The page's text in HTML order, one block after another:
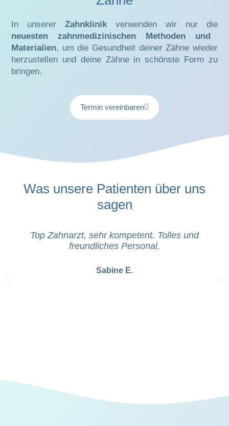
In unsererZahnklinikverwenden wir nur die
neuesten zahnmedizinischen Methoden und
Materialien, um die Gesundheit deiner Zähne wieder
herzustellen und deine Zähne in schönste Form zu
bringen.
Termin vereinbaren
Was unsere Patienten über uns
sagen
Top Zahnarzt, sehr kompetent. Tolles und
freundliches Personal.
Sabine E.